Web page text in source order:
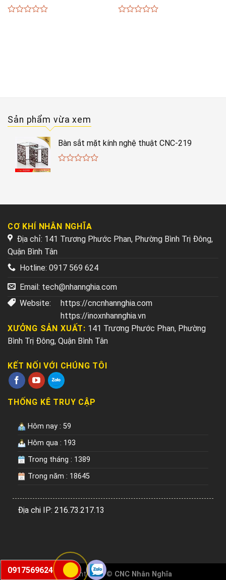
0917569624
Sản phẩm vừa xem
Bàn sắt mặt kính nghệ thuật CNC-219
CƠ KHÍ NHÂN NGHĨA
Địa chỉ: 141 Trương Phước Phan, Phường Bình Trị Đông,
Quận Bình Tân
Hotline: 0917 569 624
Email: tech@nhannghia.com
Website:
https://cncnhannghia.com
https://inoxnhannghia.vn
XƯỞNG SẢN XUẤT: 141 Trương Phước Phan, Phường
Bình Trị Đông, Quận Bình Tân
KẾT NỐI VỚI CHÚNG TÔI
THỐNG KÊ TRUY CẬP
Hôm nay : 59
Hôm qua : 193
Trong tháng : 1389
Trong năm : 18645
Địa chi IP: 216.73.217.13
Copyright 2026 © CNC Nhân Nghĩa